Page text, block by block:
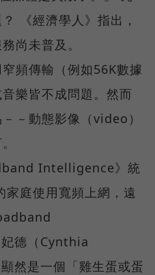
《經濟學人》指出，
尚未普及。
頻傳輸（例如56K數據
樂皆不成問題。然而
－動態影像（video）
Intelligence》統
庭使用寬頻上網，遠
德（Cynthia
然是一個「雞生蛋或蛋